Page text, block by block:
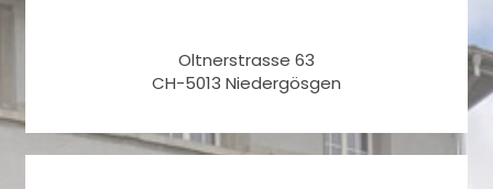
Oltnerstrasse 63
CH-5013 Niedergösgen